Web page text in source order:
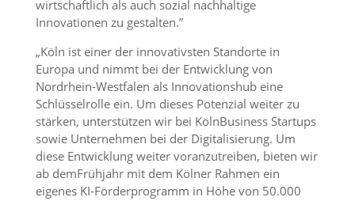
wirtschaftlich als auch sozial nachhaltige
Innovationen zu gestalten.”
„Köln ist einer der innovativsten Standorte in
Europa und nimmt bei der Entwicklung von
Nordrhein-Westfalen als Innovationshub eine
Schlüsselrolle ein. Um dieses Potenzial weiter zu
stärken, unterstützen wir bei KölnBusiness Startups
sowie Unternehmen bei der Digitalisierung. Um
diese Entwicklung weiter voranzutreiben, bieten wir
ab demFrühjahr mit dem Kölner Rahmen ein
eigenes KI-Förderprogramm in Höhe von 50.000